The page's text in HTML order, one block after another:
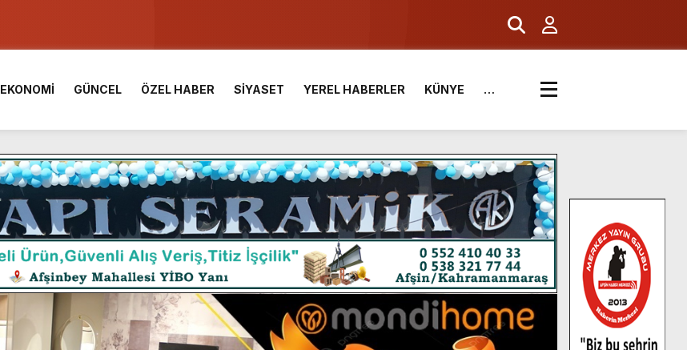
Çalık Ortaokulu Şehitlerinin Aileleriyle Bir Araya Geldi.
Sarıdoğan’a Beşikdüzü’nde hayırlı olsun ziyareti.
Tam Not.
Genç Doğa ve Bilimle Buluştu.
Türkiye Derecesi Getirdi.
eşya satışı Yunus Dağdelen tarafından yaşatılıyor.
Afşin Spor’un en büyük gücüdür.”
Kalesinde çalışmaları yerinde inceledi.
Sahne Alacak.
EKONOMİ GÜNCEL ÖZEL HABER SİYASET YEREL HABERLER KÜNYE …